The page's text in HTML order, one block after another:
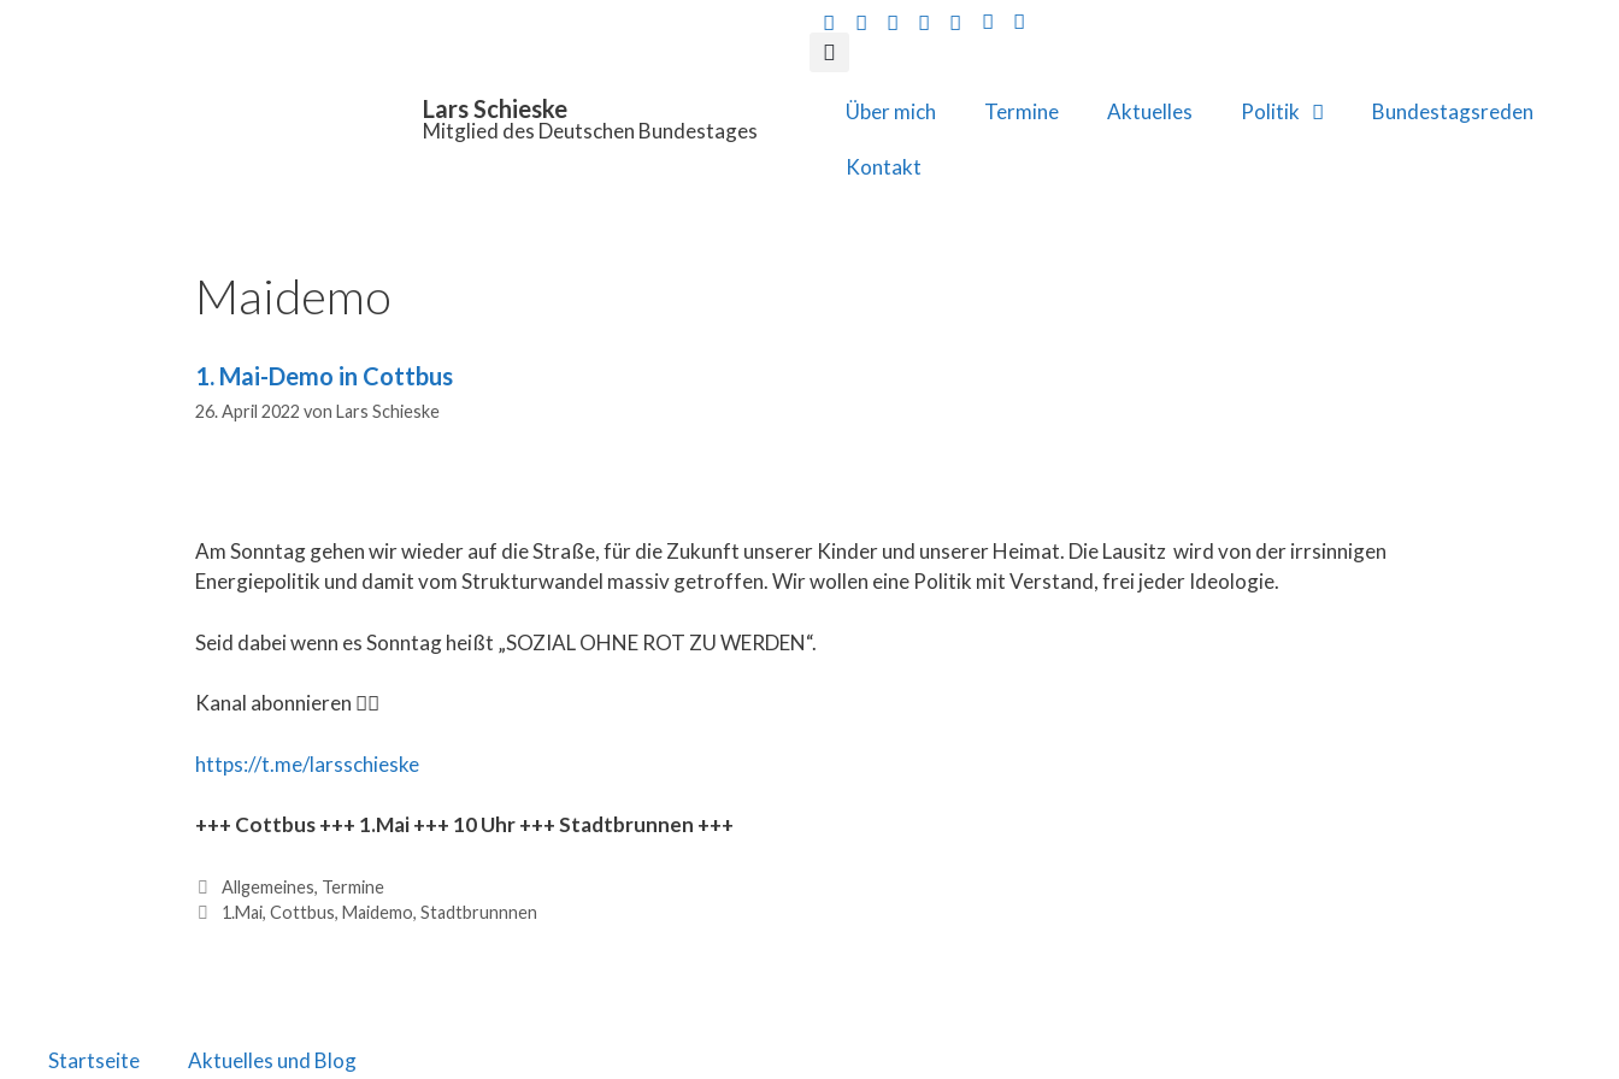
Lars Schieske
Mitglied des Deutschen Bundestages
Über mich Termine Aktuelles Politik Bundestagsreden
Kontakt
Maidemo
1. Mai-Demo in Cottbus
26. April 2022 von Lars Schieske
Am Sonntag gehen wir wieder auf die Straße, für die Zukunft unserer Kinder und unserer Heimat. Die Lausitz wird von der irrsinnigen
Energiepolitik und damit vom Strukturwandel massiv getroffen. Wir wollen eine Politik mit Verstand, frei jeder Ideologie.
Seid dabei wenn es Sonntag heißt „SOZIAL OHNE ROT ZU WERDEN“.
Kanal abonnieren 👇🏻
https://t.me/larsschieske
+++ Cottbus +++ 1.Mai +++ 10 Uhr +++ Stadtbrunnen +++
Allgemeines, Termine
1.Mai, Cottbus, Maidemo, Stadtbrunnnen
Startseite Aktuelles und Blog